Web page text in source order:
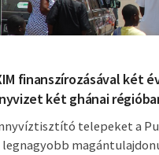
finanszírozásával két
két ghánai
telepeket a